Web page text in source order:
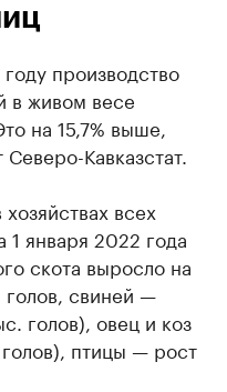
производство
в живом весе
на 15,7% выше,
Кавказстат.
всех
1 января 2022 года
скота выросло на
голов, свиней —
голов), овец и коз
птицы — рост